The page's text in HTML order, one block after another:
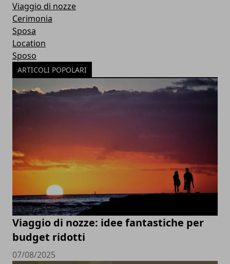
Viaggio di nozze
Cerimonia
Sposa
Location
Sposo
ARTICOLI POPOLARI
Viaggio di nozze: idee fantastiche per
budget ridotti
07/08/2025